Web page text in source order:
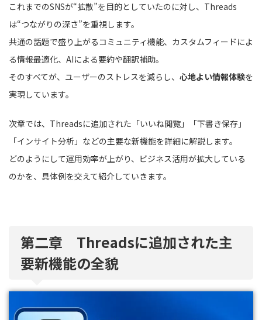
これまでのSNSが“拡散”を目的としていたのに対し、Threads
は“つながりの深さ”を重視します。
共通の話題で盛り上がるコミュニティ機能、カスタムフィードによ
る情報最適化、AIによる要約や翻訳補助。
そのすべてが、ユーザーのストレスを減らし、 心地よい情報体験を
実現しています。
次章では、Threadsに追加された「いいね閲覧」「下書き保存」
「インサイト分析」などの主要な新機能を詳細に解説します。
どのようにして運用効率が上がり、ビジネス活用が拡大している
のかを、具体例を交えて紹介していきます。
第二章 Threadsに追加された主
要新機能の全貌